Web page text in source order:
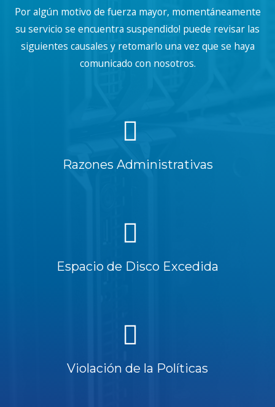
Por algún motivo de fuerza mayor, momentáneamente
su servicio se encuentra suspendido! puede revisar las
siguientes causales y retomarlo una vez que se haya
comunicado con nosotros.
Razones Administrativas
Espacio de Disco Excedida
Violación de la Políticas